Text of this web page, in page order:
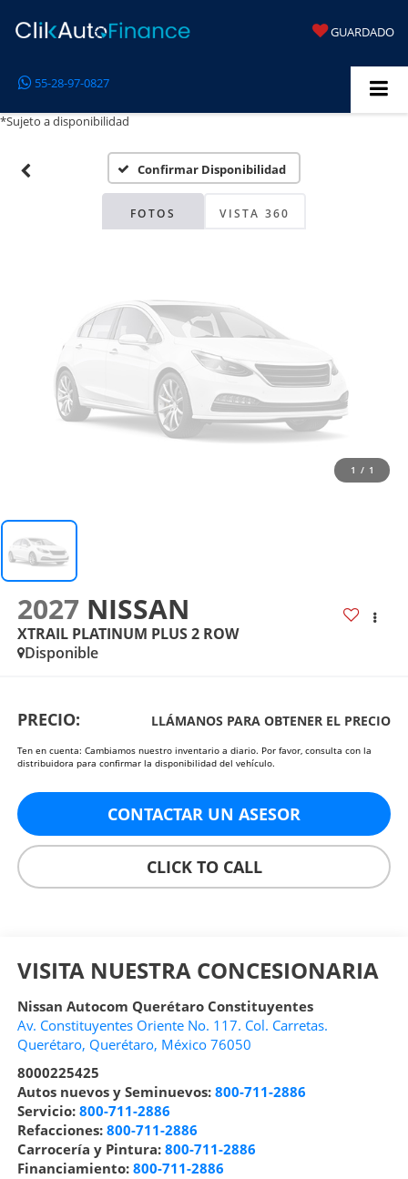
GUARDADO
55-28-97-0827
*Sujeto a disponibilidad
Confirmar Disponibilidad
FOTOS VISTA 360
Disponibles
Por favor, revise luego
1 / 1
2027 NISSAN
XTRAIL PLATINUM PLUS 2 ROW
Disponible
PRECIO: LLÁMANOS PARA OBTENER EL PRECIO
Ten en cuenta: Cambiamos nuestro inventario a diario. Por favor, consulta con la
distribuidora para confirmar la disponibilidad del vehículo.
CONTACTAR UN ASESOR
CLICK TO CALL
VISITA NUESTRA CONCESIONARIA
Nissan Autocom Querétaro Constituyentes
Av. Constituyentes Oriente No. 117. Col. Carretas.
Querétaro, Querétaro, México 76050
8000225425
Autos nuevos y Seminuevos: 800-711-2886
Servicio: 800-711-2886
Refacciones: 800-711-2886
Carrocería y Pintura: 800-711-2886
Financiamiento: 800-711-2886